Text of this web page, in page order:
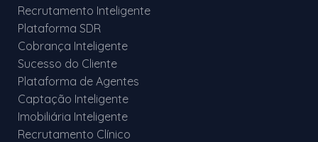
Recrutamento Inteligente
Plataforma SDR
Cobrança Inteligente
Sucesso do Cliente
Plataforma de Agentes
Captação Inteligente
Imobiliária Inteligente
Recrutamento Clínico